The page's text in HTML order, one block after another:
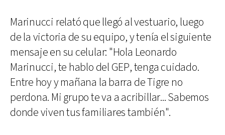
Marinucci relató que llegó al vestuario, luego
de la victoria de su equipo, y tenía el siguiente
mensaje en su celular: "Hola Leonardo
Marinucci, te hablo del GEP, tenga cuidado.
Entre hoy y mañana la barra de Tigre no
perdona. Mi grupo te va a acribillar... Sabemos
donde viven tus familiares también".